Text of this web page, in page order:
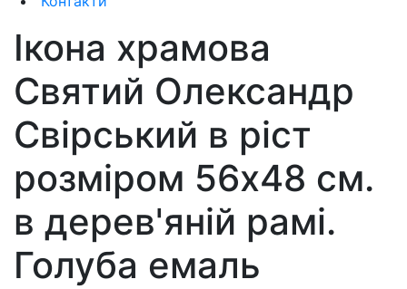
Ікона храмова
Святий Олександр
Свірський в ріст
розміром 56x48 см.
в дерев'яній рамі.
Голуба емаль